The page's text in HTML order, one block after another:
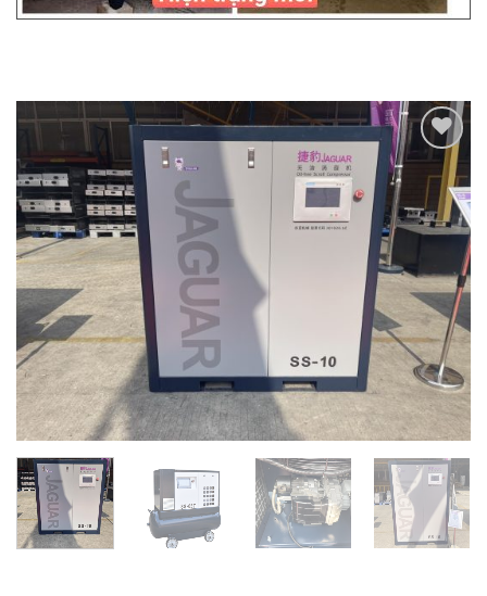
Add to
Wishlist